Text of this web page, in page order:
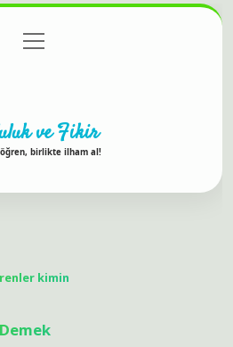
Politikası
menüyü
aç
ve Fikir
birlikte ilham al!
kimin